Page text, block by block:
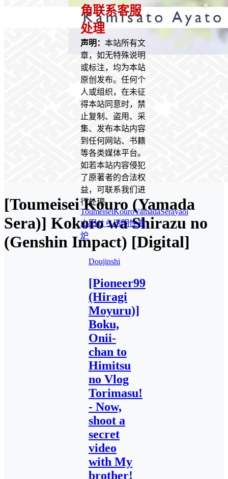
[Toumeisei Kouro (Yamada
Sera)] Kokoro wa Shirazu no
(Genshin Impact) [Digital]
角联系客服
处理
声明： 本站所有文
章，如无特殊说明
或标注，均为本站
原创发布。任何个
人或组织，在未征
得本站同意时，禁
止复制、盗用、采
集、发布本站内容
到任何网站、书籍
等各类媒体平台。
如若本站内容侵犯
了原著者的合法权
益，可联系我们进
行处理。
ToumeiseiKouroYamadaSerayaoi
山田せら透明性高
炉
Doujinshi
[Pioneer99
(Hiragi
Moyuru)]
Boku,
Onii-
chan to
Himitsu
no Vlog
Torimasu!
- Now,
shoot a
secret
video
with My
brother!